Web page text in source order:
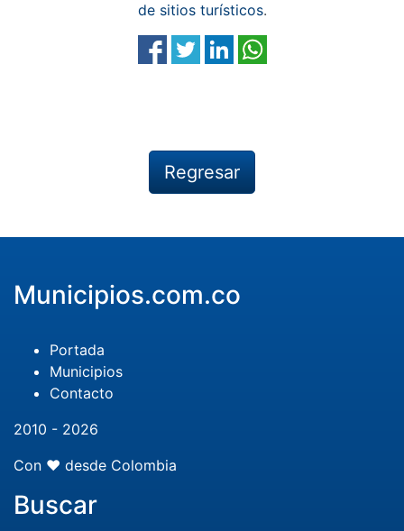
de sitios turísticos.
Regresar
Municipios.com.co
Portada
Municipios
Contacto
2010 - 2026
Con ❤️ desde Colombia
Buscar